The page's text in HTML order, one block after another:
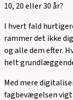
10, 20 eller 30 år?
I hvert fald
rammer det ikke
og alle dem efter.
helt
Med mere
fagbevægelsen